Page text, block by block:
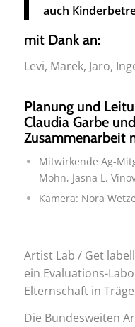
auch
mit Dank an:
Levi, Marek, Jaro,
Planung und
Claudia Garbe
Zusammenarbeit
Mitwirkende Ag-
Mohn, Jasna L.
Kamera: Nora
Artist Lab / Get
ein Evaluations-
Elternschaft in
Die Bundesweiten